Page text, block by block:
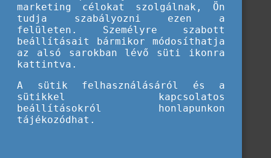
Betöltés...
marketing célokat szolgálnak, Ön
tudja szabályozni ezen a
felületen. Személyre szabott
beállításait bármikor módosíthatja
az alsó sarokban lévő süti ikonra
kattintva.
A sütik felhasználásáról és a
sütikkel kapcsolatos
beállításokról honlapunkon
tájékozódhat.